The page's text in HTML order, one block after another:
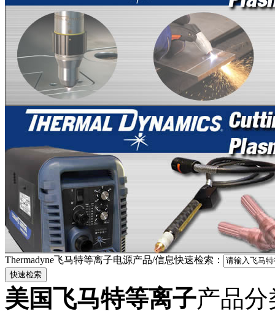
Thermadyne飞马特等离子电源产品/信息快速检索：
美国飞马特等离子产品分